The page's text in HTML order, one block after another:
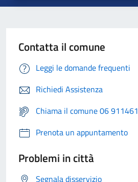
Contatta il comune
Leggi le domande frequenti
Richiedi Assistenza
Chiama il comune 06 911461
Prenota un appuntamento
Problemi in città
Segnala disservizio